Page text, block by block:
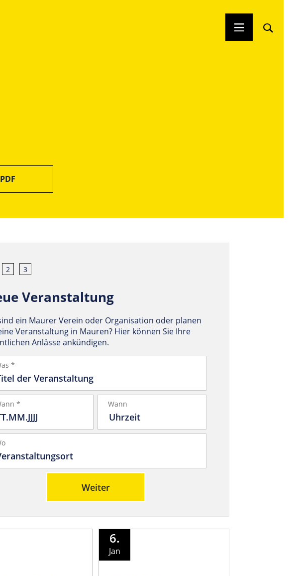
2 3
Veranstaltung
ein Maurer Verein oder Organisation oder planen
Veranstaltung in Mauren? Hier können Sie Ihre
Anlässe ankündigen.
*
* Wann
Weiter
6.
Jan